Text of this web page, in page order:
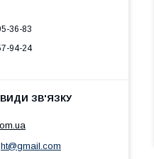
36-83
94-24